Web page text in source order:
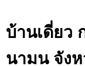
บ้านเดี่ยว
นามน จัง